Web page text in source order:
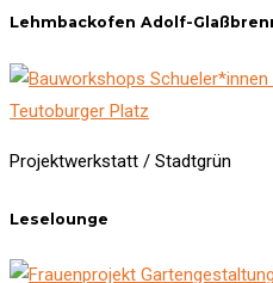
Lehmbackofen Adolf-
Projektwerkstatt / Stadtgrün
Leselounge